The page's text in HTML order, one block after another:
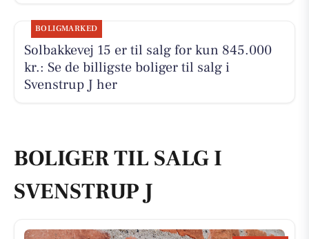
BOLIGMARKED
Solbakkevej 15 er til salg for kun 845.000
kr.: Se de billigste boliger til salg i
Svenstrup J her
BOLIGER TIL SALG I
SVENSTRUP J